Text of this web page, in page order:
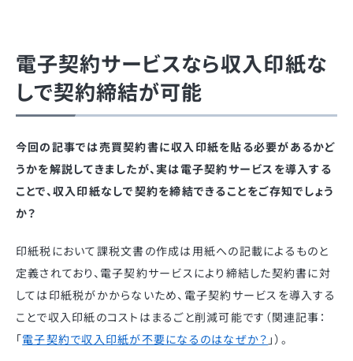
電子契約サービスなら収入印紙な
しで契約締結が可能
今回の記事では売買契約書に収入印紙を貼る必要があるかど
うかを解説してきましたが、実は電子契約サービスを導入する
ことで、収入印紙なしで契約を締結できることをご存知でしょう
か？
印紙税において課税文書の作成は用紙への記載によるものと
定義されており、電子契約サービスにより締結した契約書に対
しては印紙税がかからないため、電子契約サービスを導入する
ことで収入印紙のコストはまるごと削減可能です（関連記事：
「電子契約で収入印紙が不要になるのはなぜか？ 」）。